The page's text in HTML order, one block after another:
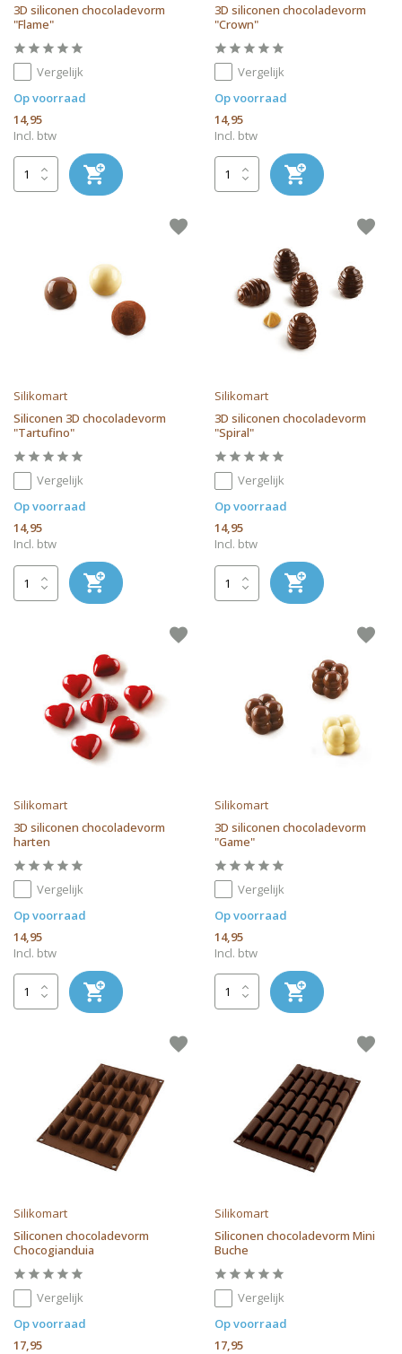
3D siliconen chocoladevorm
"Flame"
Vergelijk
Op voorraad
14,95
Incl. btw
3D siliconen chocoladevorm
"Crown"
Vergelijk
Op voorraad
14,95
Incl. btw
Silikomart
Siliconen 3D chocoladevorm
"Tartufino"
Vergelijk
Op voorraad
14,95
Incl. btw
Silikomart
3D siliconen chocoladevorm
"Spiral"
Vergelijk
Op voorraad
14,95
Incl. btw
Silikomart
3D siliconen chocoladevorm
harten
Vergelijk
Op voorraad
14,95
Incl. btw
Silikomart
3D siliconen chocoladevorm
"Game"
Vergelijk
Op voorraad
14,95
Incl. btw
Silikomart
Siliconen chocoladevorm
Chocogianduia
Vergelijk
Op voorraad
17,95
Silikomart
Siliconen chocoladevorm Mini
Buche
Vergelijk
Op voorraad
17,95